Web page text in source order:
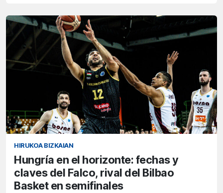
HIRUKOA BIZKAIAN
Hungría en el horizonte: fechas y
claves del Falco, rival del Bilbao
Basket en semifinales